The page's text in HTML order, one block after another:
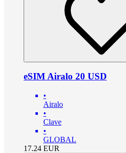
eSIM Airalo 20 USD
•
Airalo
•
Clave
•
GLOBAL
17.24 EUR